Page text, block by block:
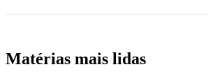
Matérias mais lidas